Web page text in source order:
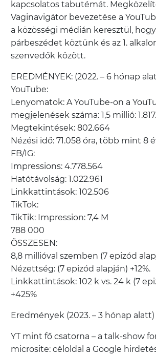
kapcsolatos tabutémát.
Vaginavigátor bevezetése a
a közösségi médián keresztül,
párbeszédet köztünk és az 1.
szenvedők között.
EREDMÉNYEK: (2022. – 6 hónap
YouTube:
Lenyomatok: A YouTube-on a
megjelenések száma: 1,5 millió:
Megtekintések: 802.664
Nézési idő: 71.058 óra, több mint 8
FB/IG:
Impressions: 4.778.564
Hatótávolság: 1.022.961
Linkkattintások: 102.506
TikTok:
TikTik: Impression: 7,4 M
788 000
ÖSSZESEN:
8,8 millióval szemben (7 epizód
Nézettség: (7 epizód alapján) +12%.
Linkkattintások: 102 k vs. 24 k (7
+425%
Eredmények (2023. – 3 hónap alatt)
YT mint fő csatorna – a talk-show
microsite: céloldal a Google